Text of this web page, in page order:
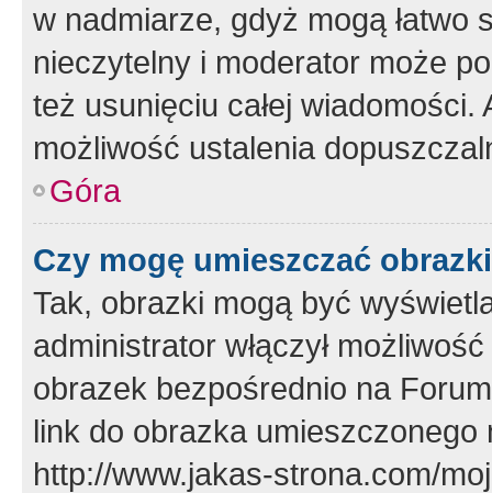
w nadmiarze, gdyż mogą
nieczytelny i moderator może
też usunięciu całej
możliwość ustalenia
Góra
Czy mogę umieszczać
Tak, obrazki mogą być
administrator włączył
obrazek bezpośrednio na
link do obrazka
http://www.jakas-strona.com/